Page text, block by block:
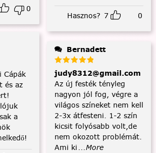
0
Cápák
és az
a
Hasznos? 7 0
Bernadett
judy8312@gmail.com
Az új festék tényleg
nagyon jól fog, végre a
világos színeket nem kell
2-3x átfesteni. 1-2 szín
kicsit folyósabb volt,de
nem okozott problémát.
Ami ki ...More